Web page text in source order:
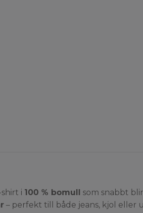
i 100 % bomull som snabbt
– perfekt till både jeans, kjol eller